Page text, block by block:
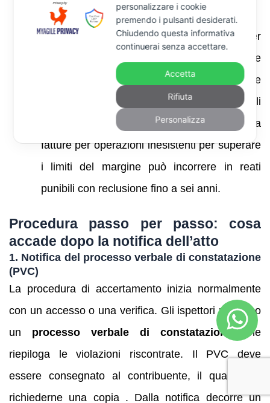
dovuta.
D.Lgs. 74/2000– sancisce reati penali per
dichiarazione fraudolenta mediante false
fatturazioni (art. 2), dichiarazione infedele
(art. 4) o occultamento di scritture contabili
(art. 10). Il rivenditore che emette o utilizza
fatture per operazioni inesistenti per superare
i limiti del margine può incorrere in reati
punibili con reclusione fino a sei anni.
Procedura passo per passo: cosa
accade dopo la notifica dell’atto
1. Notifica del processo verbale di constatazione
(PVC)
La procedura di accertamento inizia normalmente
con un accesso o una verifica. Gli ispettori redigono
un processo verbale di constatazioneche
riepiloga le violazioni riscontrate. Il PVC deve
essere consegnato al contribuente, il quale può
richiederne una copia . Dalla notifica decorre un
personalizzare i cookie
premendo i pulsanti desiderati.
Chiudendo questa informativa
continuerai senza accettare.
Accetta
Rifiuta
Personalizza